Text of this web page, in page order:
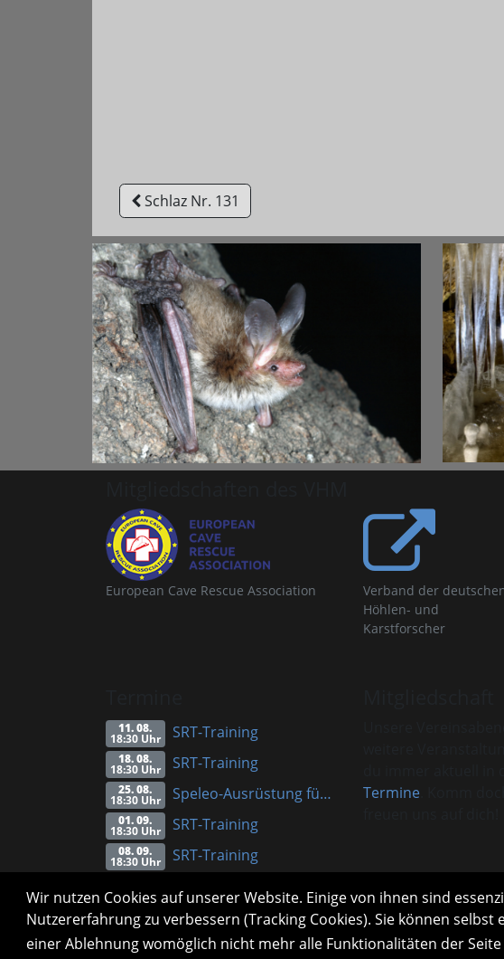
Wir nutzen Cookies auf unserer Website. Einige von ihnen sind
Nutzererfahrung zu verbessern (Tracking Cookies). Sie können
einer Ablehnung womöglich nicht mehr alle Funktionalitäten der
Schlaz Nr. 131
European Cave Rescue Association
Verband der
Höhlen- und
Karstforscher
11. 08.
18:30 Uhr SRT-Training
18. 08.
18:30 Uhr SRT-Training
25. 08.
18:30 Uhr Speleo-Ausrüstung für Anfänger (Vortrag)
01. 09.
18:30 Uhr SRT-Training
08. 09.
18:30 Uhr
SRT-Training
Alle Termine
Termine
Infos zur
Impressum Datenschutzerklärung Links